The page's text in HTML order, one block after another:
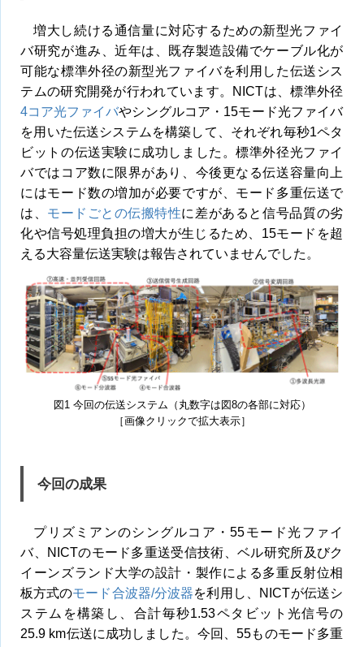
増大し続ける通信量に対応するための新型光ファイ
バ研究が進み、近年は、既存製造設備でケーブル化が
可能な標準外径の新型光ファイバを利用した伝送シス
テムの研究開発が行われています。NICTは、標準外径
4コア光ファイバやシングルコア・15モード光ファイバ
を用いた伝送システムを構築して、それぞれ毎秒1ペタ
ビットの伝送実験に成功しました。標準外径光ファイ
バではコア数に限界があり、今後更なる伝送容量向上
にはモード数の増加が必要ですが、モード多重伝送で
は、 モードごとの伝搬特性に差があると信号品質の劣
化や信号処理負担の増大が生じるため、15モードを超
える大容量伝送実験は報告されていませんでした。
図1 今回の伝送システム（丸数字は図8の各部に対応）
［画像クリックで拡大表示］
今回の成果
プリズミアンのシングルコア・55モード光ファイ
バ、NICTのモード多重送受信技術、ベル研究所及びク
イーンズランド大学の設計・製作による多重反射位相
板方式のモード合波器/分波器を利用し、NICTが伝送シ
ステムを構築し、合計毎秒1.53ペタビット光信号の
25.9 km伝送に成功しました。今回、55ものモード多重